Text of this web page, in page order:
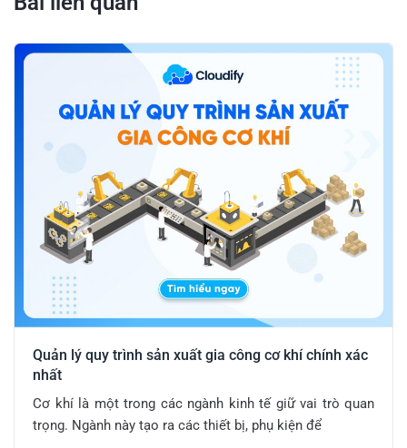
Quản lý quy trình sản xuất gia công cơ khí chính xác
nhất
Cơ khí là một trong các ngành kinh tế giữ vai trò quan
trọng. Ngành này tạo ra các thiết bị, phụ kiện để